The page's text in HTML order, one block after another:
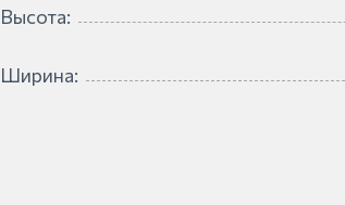
Высота:
Ширина: